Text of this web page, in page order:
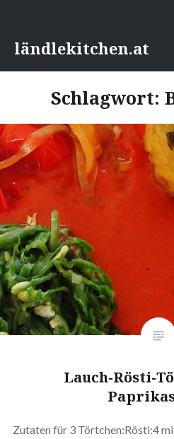
Inhaltländlekitchen.at
Schlagwort:
Lauch-Rösti-
Zutaten für 3 Törtchen:Rösti:4